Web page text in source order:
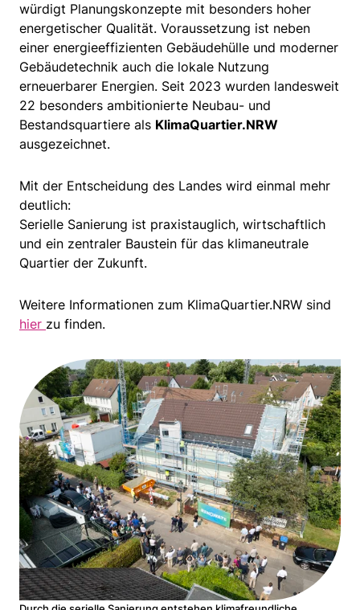
würdigt Planungskonzepte mit besonders hoher
energetischer Qualität. Voraussetzung ist neben
einer energieeffizienten Gebäudehülle und moderner
Gebäudetechnik auch die lokale Nutzung
erneuerbarer Energien. Seit 2023 wurden landesweit
22 besonders ambitionierte Neubau- und
Bestandsquartiere als KlimaQuartier.NRW
ausgezeichnet.
Mit der Entscheidung des Landes wird einmal mehr
deutlich:
Serielle Sanierung ist praxistauglich, wirtschaftlich
und ein zentraler Baustein für das klimaneutrale
Quartier der Zukunft.
Weitere Informationen zum KlimaQuartier.NRW sind
hier zu finden.